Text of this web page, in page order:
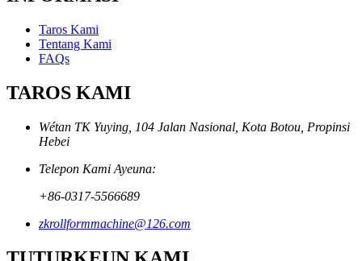
Taros Kami
Tentang Kami
FAQs
TAROS KAMI
Wétan TK Yuying, 104 Jalan Nasional, Kota Botou, Propinsi
Hebei
Telepon Kami Ayeuna:
+86-0317-5566689
zkrollformmachine@126.com